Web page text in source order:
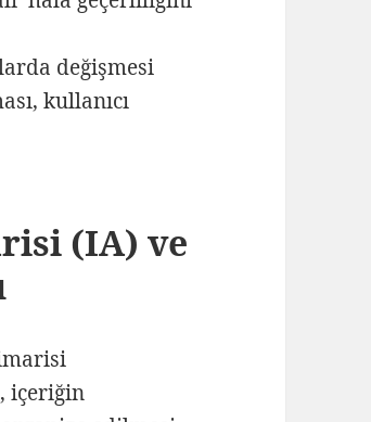
değişmesi
kullanıcı
(IA) ve
içeriğin